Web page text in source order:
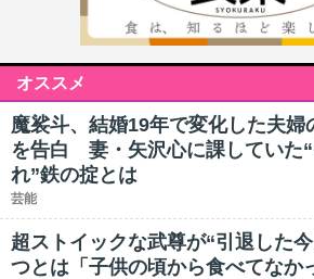
オススメ
魔裟斗、結婚19年で変化した夫婦
を告白 妻・矢沢心に課していた
れ”鉄の掟とは
芸能
超ストイックな武尊が“引退した
つとは「子供の頃から食べてなか